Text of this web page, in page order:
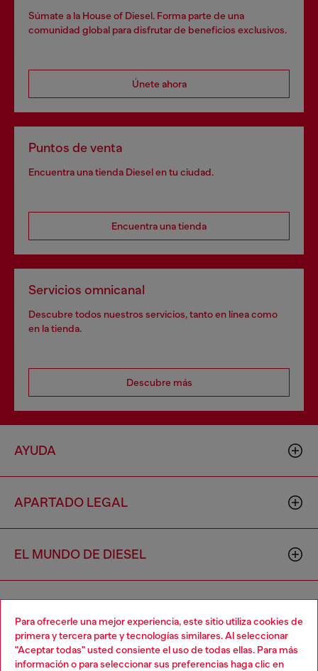
Para ofrecerle una mejor experiencia, este sitio utiliza cookies de
primera y tercera parte y tecnologías similares. Al seleccionar
"Aceptar todas" usted consiente el uso de todas ellas. Para más
información o para seleccionar sus preferencias haga clic en
Súmate a la House of Diesel. Forma parte de una
comunidad global para disfrutar de beneficios exclusivos.
Únete ahora
Puntos de venta
Encuentra una tienda Diesel en tu ciudad.
Encuentra una tienda
Servicios omnicanal
Descubre todos nuestros servicios, tanto en línea como
en la tienda.
Descubre más
AYUDA
APARTADO LEGAL
EL MUNDO DE DIESEL
Choose your location